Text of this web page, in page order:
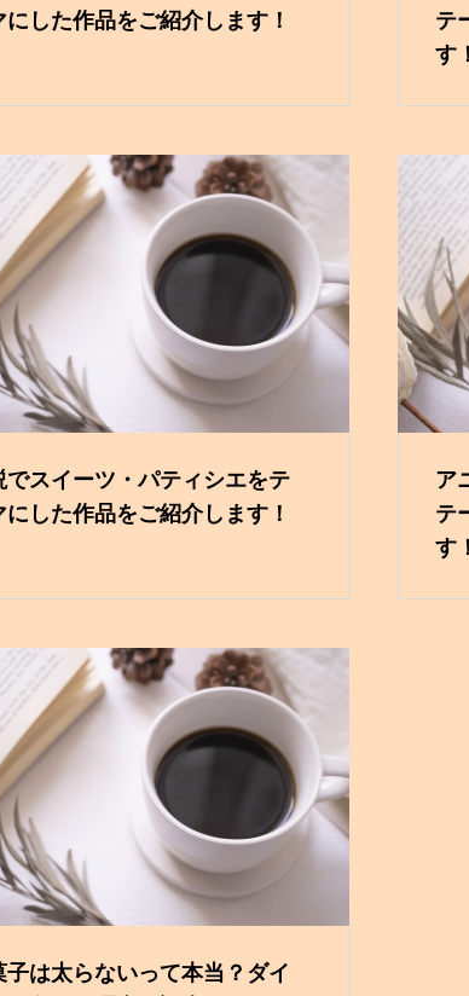
にした作品をご紹介します！
テ
す！
でスイーツ・パティシエをテ
にした作品をご紹介します！
ア
テ
す！
子は太らないって本当？ダイ